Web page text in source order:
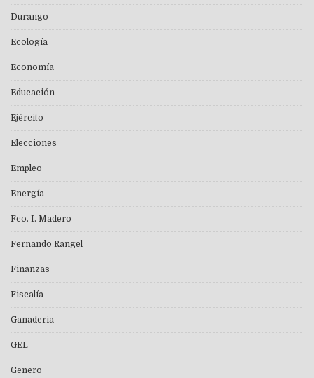
Durango
Ecología
Economía
Educación
Ejército
Elecciones
Empleo
Energía
Fco. I. Madero
Fernando Rangel
Finanzas
Fiscalía
Ganaderia
GEL
Genero